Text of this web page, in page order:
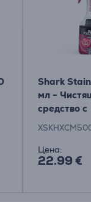
Shark
мл -
средство с
Цена:
22.99 €